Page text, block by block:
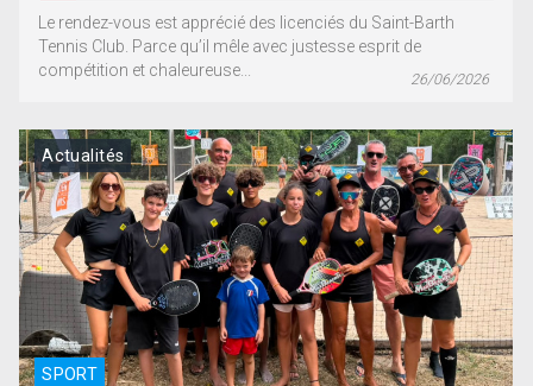
Le rendez-vous est apprécié des licenciés du Saint-Barth
Tennis Club. Parce qu’il mêle avec justesse esprit de
compétition et chaleureuse...
26/06/2026
SPORT
Actualités